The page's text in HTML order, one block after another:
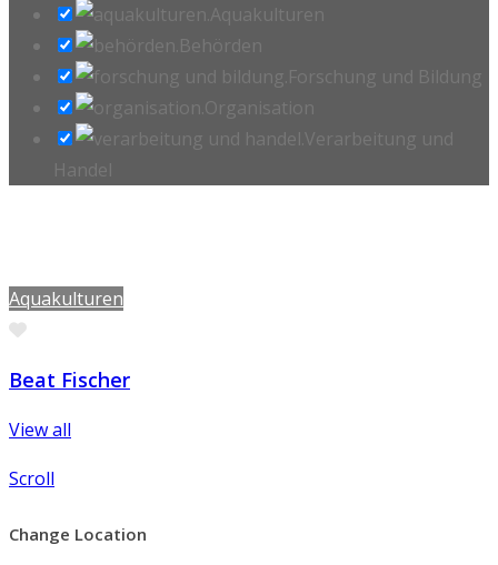
Aquakulturen
Behörden
Forschung und Bildung
Organisation
Verarbeitung und
Handel
Aquakulturen
Favorite
Beat Fischer
View all
Scroll
Change Location